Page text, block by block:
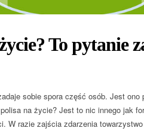
To pytanie
sobie spora część osób. Jest
na życie? Jest to nic innego jak
W razie zajścia zdarzenia